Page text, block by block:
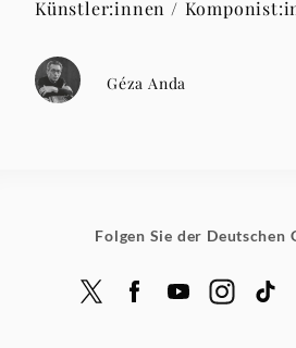
Künstler:innen /
Géza Anda
Folgen Sie der Deutschen